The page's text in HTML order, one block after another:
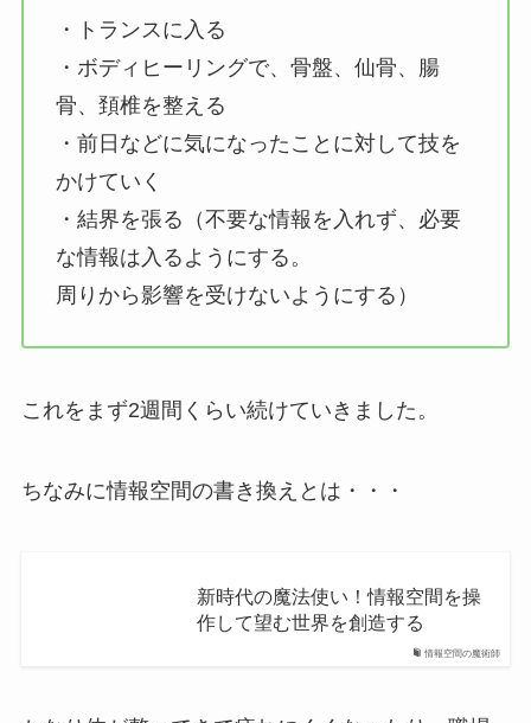
・トランスに入る
・ボディヒーリングで、骨盤、仙骨、腸
骨、頚椎を整える
・前日などに気になったことに対して技を
かけていく
・結界を張る（不要な情報を入れず、必要
な情報は入るようにする。
周りから影響を受けないようにする）
これをまず2週間くらい続けていきました。
ちなみに情報空間の書き換えとは・・・
情報空間の魔術師
新時代の魔法使い！情報空間を操
作して望む世界を創造する